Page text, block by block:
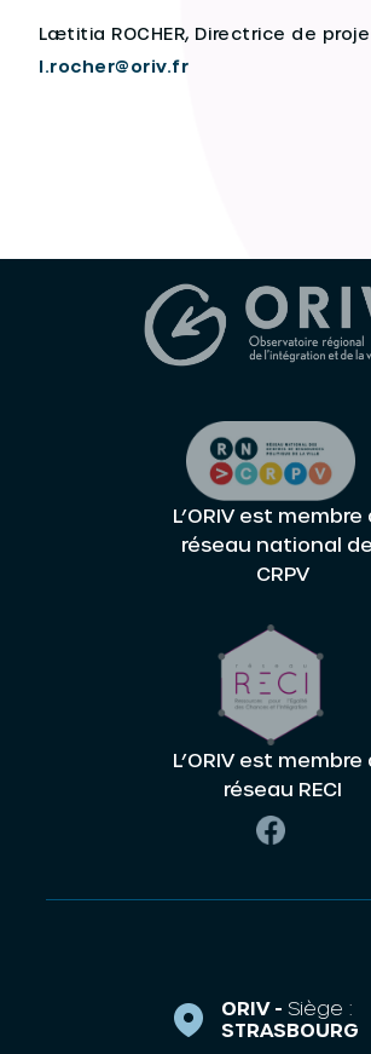
Lætitia ROCHER, Directrice de
l.rocher@oriv.fr
L’ORIV est membre
réseau national
CRPV
L’ORIV est membre
réseau RECI
ORIV - Siège :
STRASBOURG